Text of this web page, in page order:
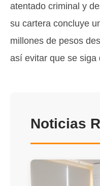
atentado criminal y
su cartera concluye
millones de pesos
así evitar que se siga
Noticias